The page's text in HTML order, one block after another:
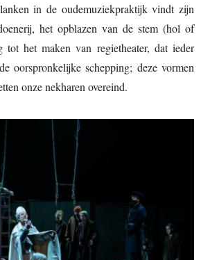
in de oudemuziekpraktijk vindt zijn
het opblazen van de stem (hol of
tot het maken van regietheater, dat ieder
oorspronkelijke schepping; deze vormen
onze nekharen overeind.